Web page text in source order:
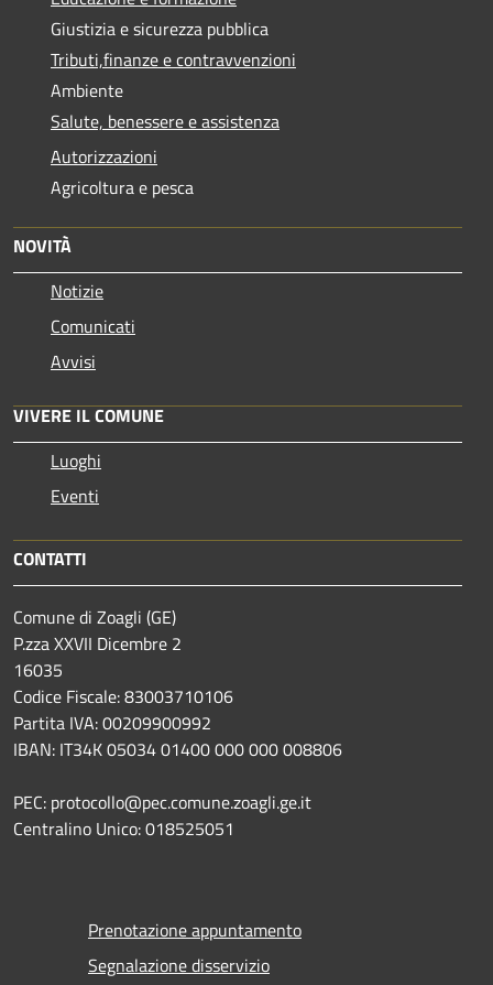
Giustizia e sicurezza pubblica
Tributi,finanze e contravvenzioni
Ambiente
Salute, benessere e assistenza
Autorizzazioni
Agricoltura e pesca
NOVITÀ
Notizie
Comunicati
Avvisi
VIVERE IL COMUNE
Luoghi
Eventi
CONTATTI
Comune di Zoagli (GE)
P.zza XXVII Dicembre 2
16035
Codice Fiscale: 83003710106
Partita IVA: 00209900992
IBAN: IT34K 05034 01400 000 000 008806
PEC: protocollo@pec.comune.zoagli.ge.it
Centralino Unico: 018525051
Prenotazione appuntamento
Segnalazione disservizio